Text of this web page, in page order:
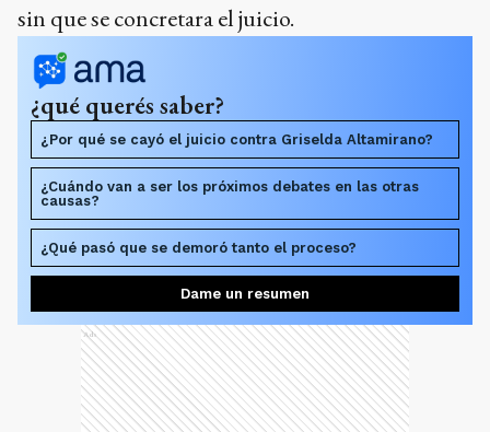
sin que se concretara el juicio.
¿qué querés saber?
¿Por qué se cayó el juicio contra Griselda Altamirano?
¿Cuándo van a ser los próximos debates en las otras
causas?
¿Qué pasó que se demoró tanto el proceso?
Dame un resumen
Ads